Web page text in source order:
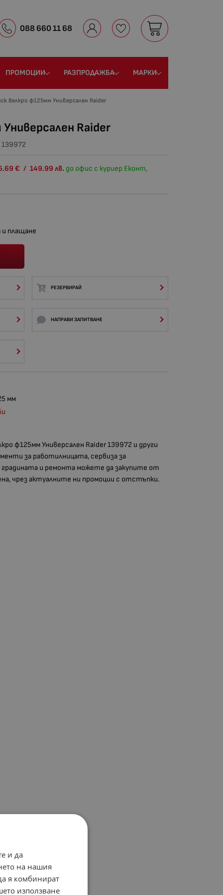
088 660 11 68
ПРОМОЦИИ РАЗПРОДАЖБА МАРКИ
Велкро ф125мм Универсален Raider
Raider
139972
€ / 149.99 лв. до офис с куриер Еконт,
плащане
РЕЗЕРВИРАЙ
НАПРАВИ ЗАПИТВАНЕ
мм
ф125мм Универсален Raider 139972 и други
за работилницата, сервиза за
и ремонта можете да закупите от
чрез актуалните ни промоции с отстъпки.
и да
на нашия
я комбинират
използване